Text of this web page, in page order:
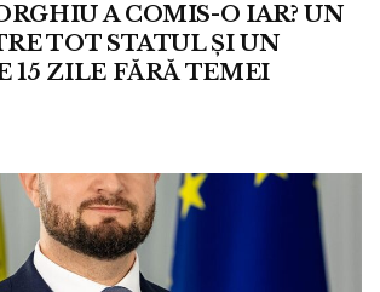
A COMIS-O IAR? UN
TOT STATUL ȘI UN
15 ZILE FĂRĂ TEMEI